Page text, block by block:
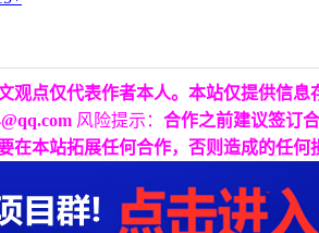
观点仅代表作者本人。本站仅提供信
风险提示： 合作之前建议签订
本站拓展任何合作，否则造成的任何